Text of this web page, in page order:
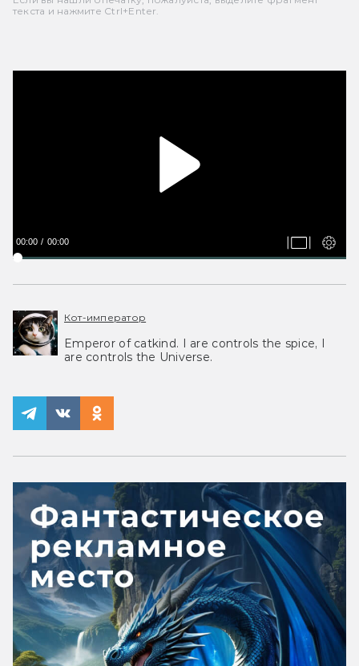
текста и нажмите Ctrl+Enter.
00:00 00:00
Кот-император
Emperor of catkind. I are controls the spice, I
are controls the Universe.